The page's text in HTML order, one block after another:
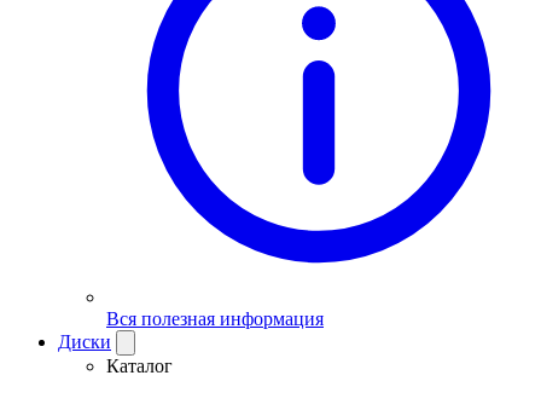
Вся полезная информация
Диски
Каталог